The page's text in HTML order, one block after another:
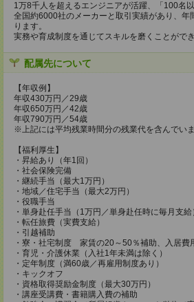
1万8千人を超えるエンジニアが活躍、「100名
全国約6000社のメーカーと取引実績があり、年
ります。
実務や育成制度を通じてスキルを磨くことがで
配属先について
【年収例】
年収430万円／29歳
年収650万円／42歳
年収790万円／54歳
※上記には平均残業時間分の残業代を含んでいま
【福利厚生】
・昇給あり（年1回）
・社会保険完備
・継続手当（最大1万円）
・地域／住宅手当（最大2万円）
・役職手当
・単身赴任手当（1万円／単身赴任時に毎月支給
・転任旅費（実費支給）
・引越補助
・寮・社宅制度 家賃の20～50％補助、入居費
・育児・介護休業（入社1年未満は除く）
・定年制度（満60歳／再雇用制度あり）
・キックオフ
・資格取得奨励金制度（最大30万円）
・講座受講費・書籍購入費の補助